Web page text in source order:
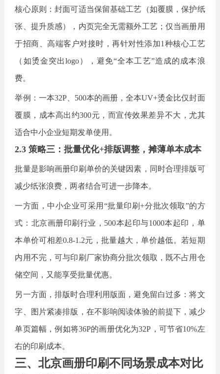
核心原则：封面可适当保留基础工艺（如覆膜，保护纸
张、提升质感），内页完全无需额外工艺；仅当画册用
于招商、高端客户对接时，再针对性添加1种核心工艺
（如烫金突出logo），避免“全本工艺”造成的成本浪
费。
举例：一本32P、500本的画册，全本UV+烫金比仅封面
覆膜，成本高出约300元，而宣传效果差异不大，尤其
适合中小企业短期发单使用。
2.3 策略三：批量优化+排版调整，摊薄单本成本
批量是影响画册印刷单价的关键因素，同时合理排版可
减少纸张浪费，两者结合可进一步降本。
一方面，中小企业可采用 “批量印刷+分批次领取”的方
式：北京画册印刷行业，500本起印与1000本起印，单
本单价可相差0.8-1.2元，批量越大，单价越低。若短期
内用不完，可与印刷厂家协商分批次领取，既不占用仓
储空间，又能享受批量优惠。
另一方面，排版时合理利用版面，避免留白过多：将文
字、图片紧凑排版，在不影响阅读体验的前提下，减少
单页篇幅，例如将36P的画册优化为32P，可节省10%左
右的印刷成本。
三、北京画册印刷不同场景成本对比